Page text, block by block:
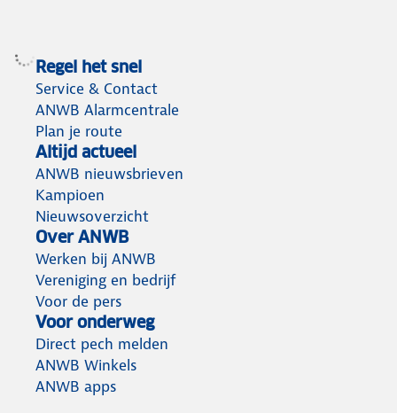
Regel het snel
Service & Contact
ANWB Alarmcentrale
Plan je route
Altijd actueel
ANWB nieuwsbrieven
Kampioen
Nieuwsoverzicht
Over ANWB
Werken bij ANWB
Vereniging en bedrijf
Voor de pers
Voor onderweg
Direct pech melden
ANWB Winkels
ANWB apps